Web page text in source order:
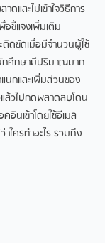
และไม่เข้าใจวิธีการ
อชี้แจงเพิ่มเติม
ดขัดเมื่อมีจำนวนผู้ใช้
กศึกษามีปริมาณมาก
แนกและเพิ่มส่วนของ
ล้วไปกดพลาดลบโดน
นเข้าโดยใช้อีเมล
ใครทำอะไร รวมถึง